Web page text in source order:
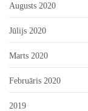
Augusts 2020
Jūlijs 2020
Marts 2020
Februāris 2020
2019